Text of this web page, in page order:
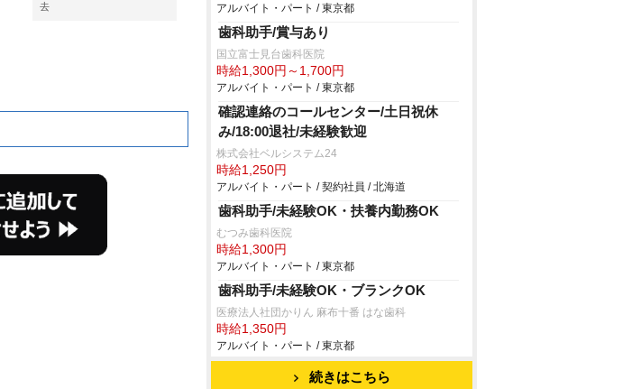
去
アルバイト・パート / 東京都
歯科助手/賞与あり
国立富士見台歯科医院
時給1,300円～1,700円
アルバイト・パート / 東京都
確認連絡のコールセンター/土日祝休
み/18:00退社/未経験歓迎
株式会社ベルシステム24
時給1,250円
アルバイト・パート / 契約社員 / 北海道
歯科助手/未経験OK・扶養内勤務OK
むつみ歯科医院
時給1,300円
アルバイト・パート / 東京都
歯科助手/未経験OK・ブランクOK
医療法人社団かりん 麻布十番 はな歯科
時給1,350円
アルバイト・パート / 東京都
続きはこちら